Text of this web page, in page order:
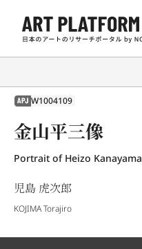
APJ W1004109
金山平三像
Portrait of Heizo Kanayama
児島 虎次郎
KOJIMA Torajiro